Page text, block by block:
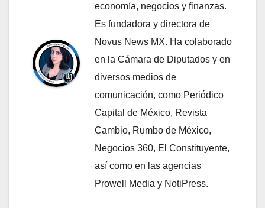
economía, negocios y finanzas.
Es fundadora y directora de
Novus News MX. Ha colaborado
en la Cámara de Diputados y en
diversos medios de
comunicación, como Periódico
Capital de México, Revista
Cambio, Rumbo de México,
Negocios 360, El Constituyente,
así como en las agencias
Prowell Media y NotiPress.